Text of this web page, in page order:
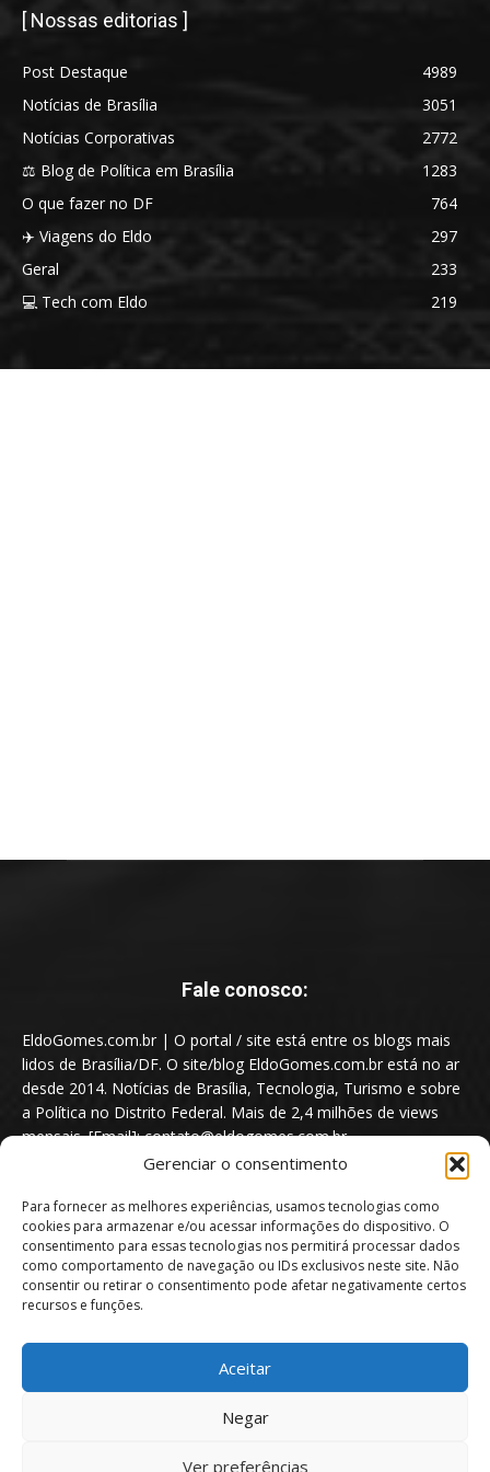
Gerenciar o consentimento
Para fornecer as melhores experiências, usamos tecnologias como
cookies para armazenar e/ou acessar informações do dispositivo. O
consentimento para essas tecnologias nos permitirá processar dados
como comportamento de navegação ou IDs exclusivos neste site. Não
consentir ou retirar o consentimento pode afetar negativamente certos
recursos e funções.
Aceitar
Negar
Ver preferências
[ Nossas editorias ]
Post Destaque
4989
Notícias de Brasília
3051
Notícias Corporativas
2772
⚖️ Blog de Política em Brasília
1283
O que fazer no DF
764
✈️ Viagens do Eldo
297
Geral
233
💻 Tech com Eldo
219
Fale conosco:
EldoGomes.com.br | O portal / site está entre os blogs mais
lidos de Brasília/DF. O site/blog EldoGomes.com.br está no ar
desde 2014. Notícias de Brasília, Tecnologia, Turismo e sobre
a Política no Distrito Federal. Mais de 2,4 milhões de views
mensais. [Email]: contato@eldogomes.com.br
Portal EldoGomes.com.br | Entre os Blogs mais lidos de Brasília/DF. |